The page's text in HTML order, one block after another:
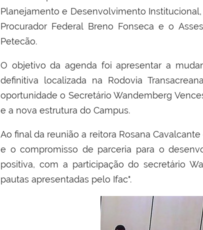
Planejamento e Desenvolvimento
Procurador Federal Breno Fonseca e o
Petecão.
O objetivo da agenda foi apresentar a
definitiva localizada na Rodovia
oportunidade o Secretário Wandemberg
e a nova estrutura do Campus.
Ao final da reunião a reitora Rosana
e o compromisso de parceria para o
positiva, com a participação do secretário
pautas apresentadas pelo Ifac".